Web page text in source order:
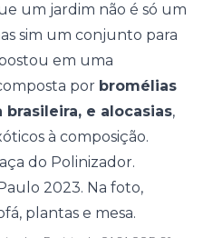
um jardim não é só um
sim um conjunto para
em uma
por bromélias
e alocasias,
à composição.